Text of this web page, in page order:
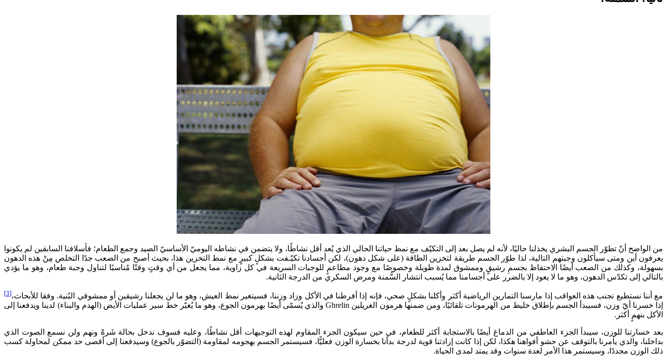
من الواضح أنّ تطوّر الجسم البشري يخذلنا حاليًا، لأنه لم يصل بعد إلى التكيّف مع نمط حياتنا الحالي الذي يُعد أقل نشاطًا، ولا يتضمن في نشاطه اليوميّ الأساسيّ الصيد وجمع الطعام؛ فأسلافنا السابقين لم يكونوا
يعرفون أين ومتى سيأكلون وجبتهم التالية، لذا طوّر الجسم طريقة لتخزين الطاقة (على شكل دهون)، لكن أجسادنا تكيّـفت بشكلٍ كبيرٍ مع نمط التخزين هذا، بحيث أصبح من الصعب جدًا التخلص مِنْ هذه الدهون
بسهولة، وكذلك من الصعب أيضًا الاحتفاظ بجسمِ رشيقٍ وممشوق لمدة طويلة وخصوصًا مع وجود مطاعمٍ للوجبات السريعة في كل زاوية، مما يجعل من أي وقتٍ وقتًا مُناسبًا لتناول وجبة طعام، وهو ما يؤدي
بالتالي إلى تكدّس الدهون، وهو ما لا يعود إلا بالضرر على أجسامنا مما يُسبب انتشار السُّمنة ومرض السكري من الدرجة الثانية.
مع أننا نستطيع تجنب هذه العواقب إذا مارسنا التمارين الرياضية أكثر وأكلنا بشكلٍ صحي، فإنه إذا أفرطنا في الأكل وزاد وزننا، فسيتغير نمط العيش، وهو ما لن يجعلنا رشيقين أو ممشوقي البُنية. وفقا للأبحاث،[3]
إذا خسرنا أيّ وزن، فسيبدأ الجسم بإطلاق خليط من الهرمونات تلقائيًا، ومن ضمنها هرمون الغريلين Ghrelin والذي يُسمّى أيضًا بهرمون الجوع، وهو ما يُغيّر خط سير عمليات الأيض (الهدم والبناء) لدينا ويدفعنا إلى
الأكل بنهمٍ أكثر.
بعد خسارتنا للوزن، سيبدأ الجزء العاطفي من الدماغ أيضًا بالاستجابة أكثر للطعام، في حين سيكون الجزء المقاوم لهذه التوجيهات أقل نشاطًا، وعليه فسوف ندخل بحالة شَرهْ ونهم ولن نسمع الصوت الذي
بداخلنا، والذي يأمرنا بالتوقف عن حشو أفواهنا هكذا، لكن إذا كانت إرادتنا قوية لدرجة بدأنا بخسارة الوزن فعليًّا، فسيستمر الجسم بهجومه لمقاومة (التضوّر بالجوع) وسيدفعنا إلى أقصى حد ممكن لمحاولة كسب
ذلك الوزن مجددًا، وسيستمر هذا الأمر لعدة سنوات وقد يمتد لمدى الحياة.